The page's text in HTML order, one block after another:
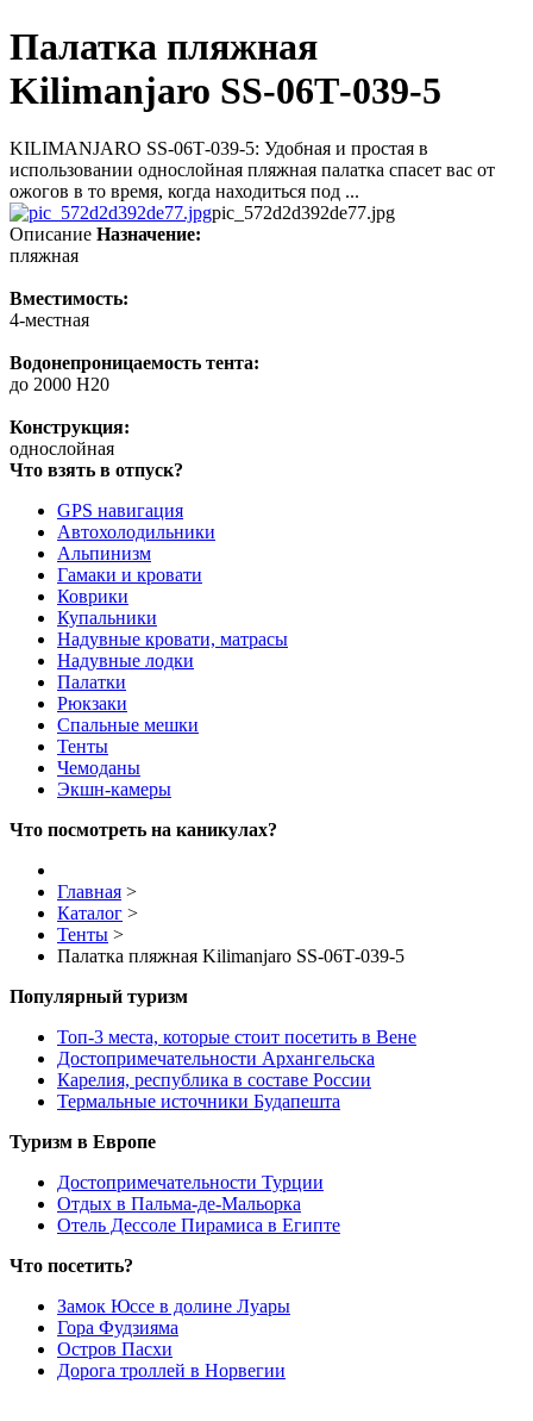
Палатка пляжная
Kilimanjaro SS-06Т-039-5
KILIMANJARO SS-06Т-039-5: Удобная и простая в
использовании однослойная пляжная палатка спасет вас от
ожогов в то время, когда находиться под ...
pic_572d2d392de77.jpg
Описание Назначение:
пляжная
Вместимость:
4-местная
Водонепроницаемость тента:
до 2000 H20
Конструкция:
однослойная
Что взять в отпуск?
GPS навигация
Автохолодильники
Альпинизм
Гамаки и кровати
Коврики
Купальники
Надувные кровати, матрасы
Надувные лодки
Палатки
Рюкзаки
Спальные мешки
Тенты
Чемоданы
Экшн-камеры
Что посмотреть на каникулах?
Главная >
Каталог >
Тенты >
Палатка пляжная Kilimanjaro SS-06Т-039-5
Популярный туризм
Топ-3 места, которые стоит посетить в Вене
Достопримечательности Архангельска
Карелия, республика в составе России
Термальные источники Будапешта
Туризм в Европе
Достопримечательности Турции
Отдых в Пальма-де-Мальорка
Отель Дессоле Пирамиса в Египте
Что посетить?
Замок Юссе в долине Луары
Гора Фудзияма
Остров Пасхи
Дорога троллей в Норвегии